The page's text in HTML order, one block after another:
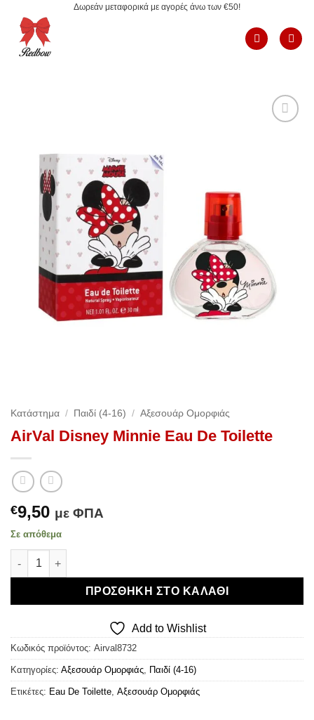
περιεχόμενο
Δωρεάν μεταφορικά με αγορές άνω των €50!
Κατάστημα / Παιδί (4-16) / Αξεσουάρ Ομορφιάς
AirVal Disney Minnie Eau De Toilette
€9,50 με ΦΠΑ
Σε απόθεμα
AirVal Disney Minnie Eau De Toilette ποσότητα
ΠΡΟΣΘΉΚΗ ΣΤΟ ΚΑΛΆΘΙ
Add to Wishlist
Κωδικός προϊόντος: Airval8732
Κατηγορίες: Αξεσουάρ Ομορφιάς, Παιδί (4-16)
Ετικέτες: Eau De Toilette, Αξεσουάρ Ομορφιάς